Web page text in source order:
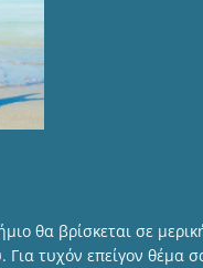
θα βρίσκεται σε
Για τυχόν επείγoν θέμα